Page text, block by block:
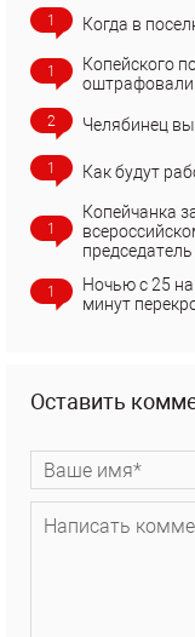
1 Когда в
1
Копейского
оштрафовали
2 Челябинец
1 Как будут
1
Копейчанка
1
Ночью с 25
минут
Оставить